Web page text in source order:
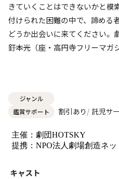
きていくことはできないかと模
付けられた困難の中で、諦める
どうか出会いに来てください。
―――釘本光（座・高円寺フリーマガ
ジャンル
鑑賞サポート
割引あり 託児サ
主催：劇団HOTSKY
提携：NPO法人劇場創造ネ
キャスト